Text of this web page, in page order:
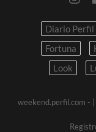
Diario Perfil
Fortuna
Look
weekend.perfil.com -